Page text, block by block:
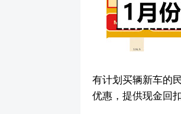
有计划买辆新车的
优惠，提供现金回